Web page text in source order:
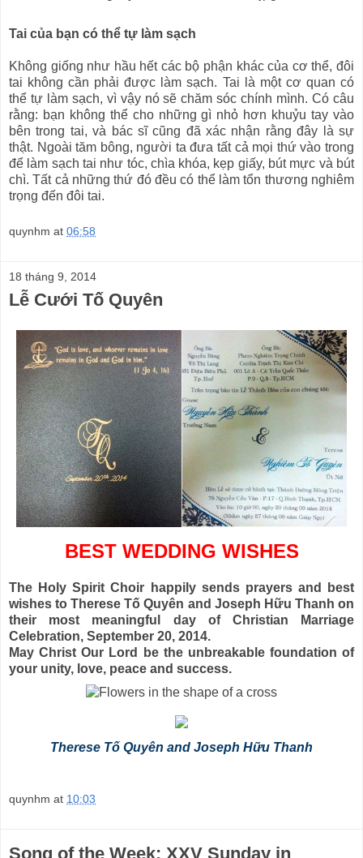
Tai của bạn có thể tự làm sạch
Không giống như hầu hết các bộ phận khác của cơ thể, đôi
tai không cần phải được làm sạch. Tai là một cơ quan có
thể tự làm sạch, vì vậy nó sẽ chăm sóc chính mình. Có câu
rằng: bạn không thể cho những gì nhỏ hơn khuỷu tay vào
bên trong tai, và bác sĩ cũng đã xác nhận rằng đây là sự
thật. Ngoài tăm bông, người ta đưa tất cả mọi thứ vào trong
để làm sạch tai như tóc, chìa khóa, kẹp giấy, bút mực và bút
chì. Tất cả những thứ đó đều có thể làm tổn thương nghiêm
trọng đến đôi tai.
quynhm at 06:58
18 tháng 9, 2014
Lễ Cưới Tố Quyên
BEST WEDDING WISHES
The Holy Spirit Choir happily sends prayers and best
wishes to Therese Tố Quyên and Joseph Hữu Thanh on
their most meaningful day of Christian Marriage
Celebration, September 20, 2014.
May Christ Our Lord be the unbreakable foundation of
your unity, love, peace and success.
Therese Tố Quyên and Joseph Hữu Thanh
quynhm at 10:03
Song of the Week: XXV Sunday in